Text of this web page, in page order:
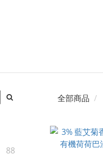
88
全部商品